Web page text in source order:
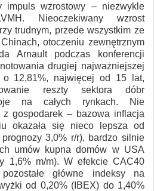
impuls wzrostowy – niezwykle
Nieoczekiwany wzrost
trudnym, przede wszystkim ze
otoczeniu zewnętrznym
Arnault podczas konferencji
drugiej najważniejszej
o 12,81%, najwięcej od 15 lat,
reszty sektora dóbr
na całych rynkach. Nie
z gospodarek – bazowa inflacja
okazała się nieco lepsza od
3,0% r/r), bardzo silnie
umów kupna domów w USA
1,6% m/m). W efekcie CAC40
główne indeksy na
od 0,20% (IBEX) do 1,40%